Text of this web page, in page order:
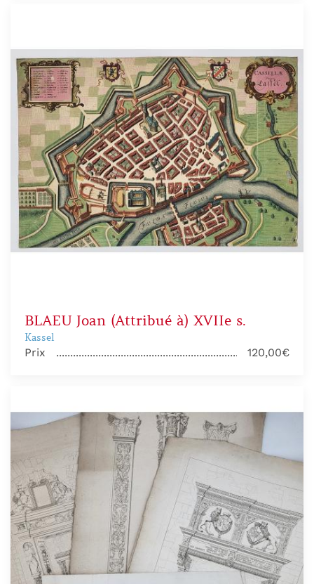
BLAEU Joan (Attribué à) XVIIe s.
Kassel
Prix 120,00€